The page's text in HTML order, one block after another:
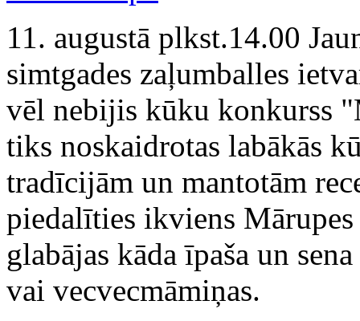
11. augustā plkst.14.00
simtgades zaļumballes
vēl nebijis kūku konkurss
tiks noskaidrotas labākās
tradīcijām un mantotām
piedalīties ikviens
glabājas kāda īpaša un
vai vecvecmāmiņas.